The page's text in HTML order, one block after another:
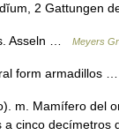
2 Gattungen
Asseln … Meyers
form armadillos
m. Mamífero del
cinco decímetros